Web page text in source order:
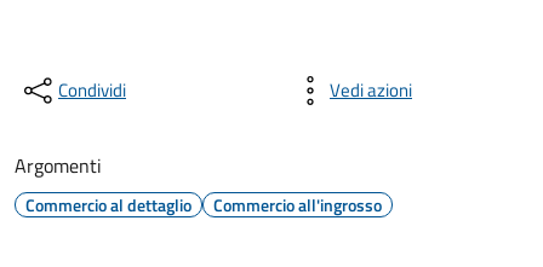
Condividi Vedi azioni
Argomenti
Commercio al dettaglio Commercio all'ingrosso